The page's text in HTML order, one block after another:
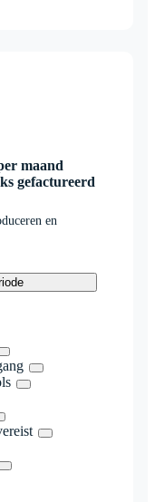
maand
gefactureerd
en